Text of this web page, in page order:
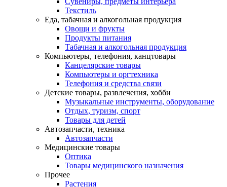
Текстиль
Еда, табачная и алкогольная продукция
Овощи и фрукты
Продукты питания
Табачная и алкогольная продукция
Компьютеры, телефония, канцтовары
Канцелярские товары
Компьютеры и оргтехника
Телефония и средства связи
Детские товары, развлечения, хобби
Музыкальные инструменты, оборудование
Отдых, туризм, спорт
Товары для детей
Автозапчасти, техника
Автозапчасти
Медицинские товары
Оптика
Товары медицинского назначения
Прочее
Растения